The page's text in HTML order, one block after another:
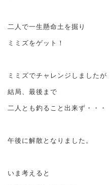
二人で一生懸命土を掘り
ミミズをゲット！
ミミズでチャレンジしましたが
結局、最後まで
二人とも釣ること出来ず・・・
午後に解散となりました。
いま考えると